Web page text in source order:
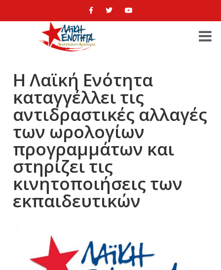
Η Λαϊκή Ενότητα
καταγγέλλει τις
αντιδραστικές αλλαγές
των ωρολογίων
προγραμμάτων και
στηρίζει τις
κινητοποιήσεις των
εκπαιδευτικών